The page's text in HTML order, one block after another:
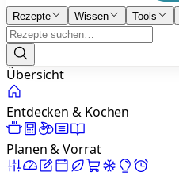
Rezepte Wissen Tools
Übersicht
Entdecken & Kochen
Planen & Vorrat